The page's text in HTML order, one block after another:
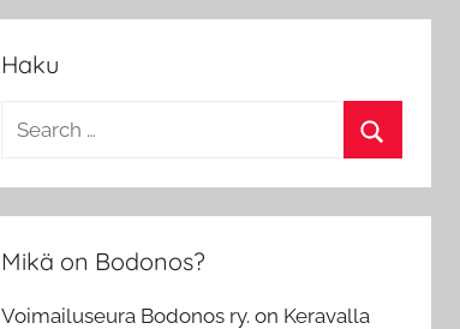
Haku
Search
Mikä on Bodonos?
Voimailuseura Bodonos ry. on Keravalla